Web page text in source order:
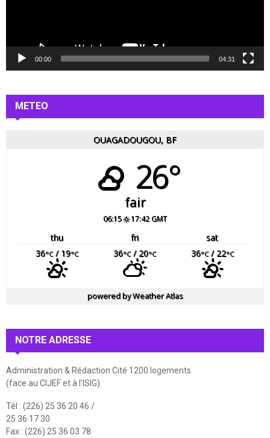
d
o
00:00 04:31
METEO
OUAGADOUGOU, BF
26°
fair
06:15 17:42 GMT
thu fri
sat
36°C/ 19°C 36°C/ 20°C 36°C/ 22°C
powered byWeather Atlas
NOTRE ADRESSE
Administration & Rédaction Cité 1200 logements
(face au CIJEF et à l'ISIG)
Tél : (226) 25 36 20 46 /
25 36 17 30
Fax : (226) 25 36 03 78